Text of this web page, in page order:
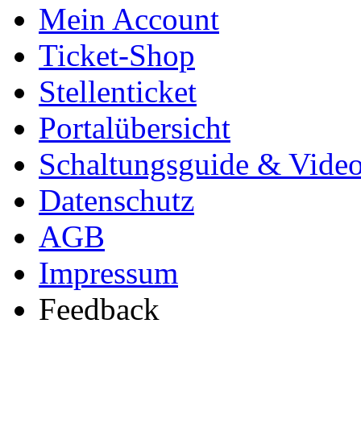
Mein Account
Ticket-Shop
Stellenticket
Portalübersicht
Schaltungsguide &
Datenschutz
AGB
Impressum
Feedback